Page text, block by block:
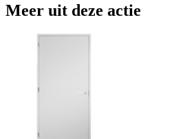
Meer uit deze actie